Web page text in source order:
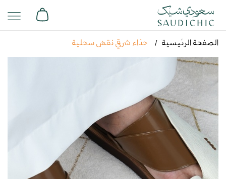
الصفحة الرئيسية حذاء شرقي نقش سحلية